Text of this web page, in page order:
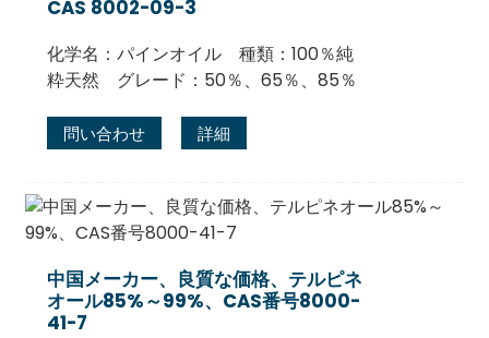
CAS 8002-09-3
化学名：パインオイル 種類：100％純
粋天然 グレード：50％、65％、85％
問い合わせ 詳細
中国メーカー、良質な価格、テルピネ
オール85%～99%、CAS番号8000-
41-7